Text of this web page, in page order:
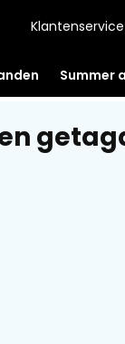
Klantenservice
Summer